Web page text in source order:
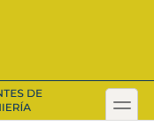
toggle